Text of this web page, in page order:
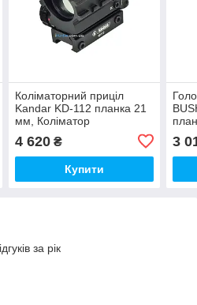
Коліматорний приціл
Kandar KD-112 планка 21
мм, Коліматор
4 620₴
Купити
3
за рік